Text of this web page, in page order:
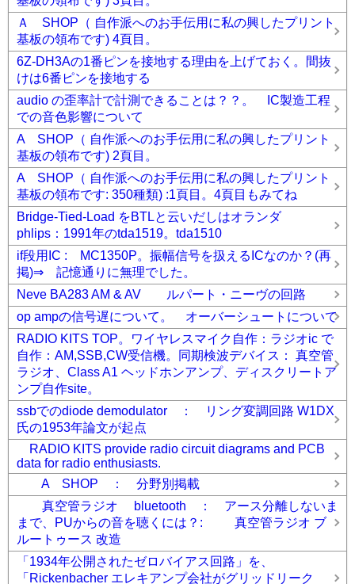
Ａ SHOP（ 自作派へのお手伝用に私の興したプリント
基板の領布です) 4頁目。
6Z-DH3Aの1番ピンを接地する理由を上げておく。間抜
けは6番ピンを接地する
audio の歪率計で計測できることは？？。 IC製造工程
での音色影響について
A SHOP（ 自作派へのお手伝用に私の興したプリント
基板の領布です) 2頁目。
A SHOP（ 自作派へのお手伝用に私の興したプリント
基板の領布です: 350種類) :1頁目。4頁目もみてね
Bridge-Tied-Load をBTLと云いだしはオランダ
phlips：1991年のtda1519。tda1510
if段用IC : MC1350P。振幅信号を扱えるICなのか？(再
掲)⇒ 記憶通りに無理でした。
Neve BA283 AM & AV ルパート・ニーヴの回路
op ampの信号遅について。 オーバーシュートについて
RADIO KITS TOP。ワイヤレスマイク自作：ラジオic で
自作：AM,SSB,CW受信機。同期検波デバイス： 真空管
ラジオ、Class A1 ヘッドホンアンプ、ディスクリートア
ンプ自作site。
ssbでのdiode demodulator ： リング変調回路 W1DX
氏の1953年論文が起点
RADIO KITS provide radio circuit diagrams and PCB
data for radio enthusiasts.
A SHOP ： 分野別掲載
真空管ラジオ bluetooth ： アース分離しないま
まで、PUからの音を聴くには？: 真空管ラジオ ブ
ルートゥース 改造
「1934年公開されたゼロバイアス回路」を、
「Rickenbacher エレキアンプ会社がグリッドリーク